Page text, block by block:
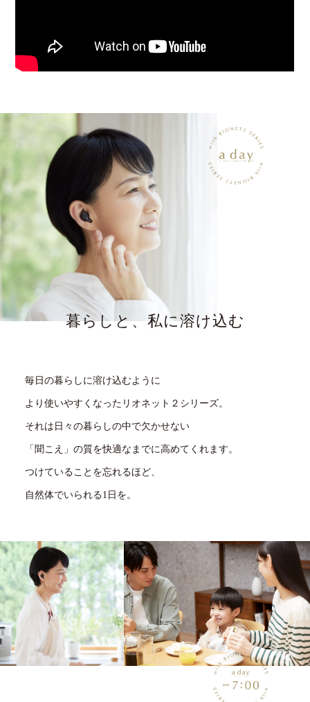
暮らしと、私に溶け込む
毎日の暮らしに溶け込むように
より使いやすくなったリオネット２シリーズ。
それは日々の暮らしの中で欠かせない
「聞こえ」の質を快適なまでに高めてくれます。
つけていることを忘れるほど、
自然体でいられる1日を。